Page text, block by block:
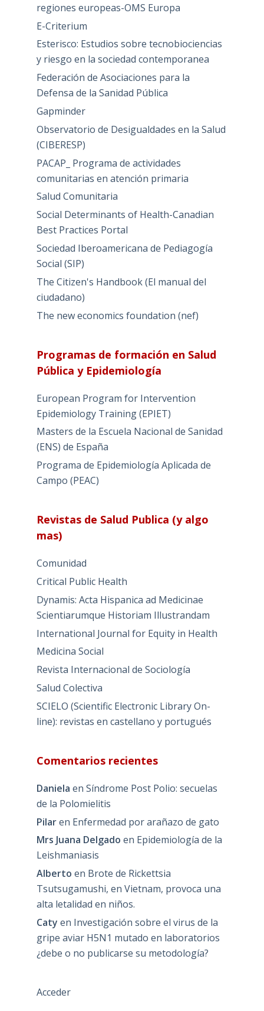
regiones europeas-OMS Europa
E-Criterium
Esterisco: Estudios sobre tecnobiociencias
y riesgo en la sociedad contemporanea
Federación de Asociaciones para la
Defensa de la Sanidad Pública
Gapminder
Observatorio de Desigualdades en la Salud
(CIBERESP)
PACAP_ Programa de actividades
comunitarias en atención primaria
Salud Comunitaria
Social Determinants of Health-Canadian
Best Practices Portal
Sociedad Iberoamericana de Pediagogía
Social (SIP)
The Citizen's Handbook (El manual del
ciudadano)
The new economics foundation (nef)
Programas de formación en Salud
Pública y Epidemiología
European Program for Intervention
Epidemiology Training (EPIET)
Masters de la Escuela Nacional de Sanidad
(ENS) de España
Programa de Epidemiología Aplicada de
Campo (PEAC)
Revistas de Salud Publica (y algo
mas)
Comunidad
Critical Public Health
Dynamis: Acta Hispanica ad Medicinae
Scientiarumque Historiam Illustrandam
International Journal for Equity in Health
Medicina Social
Revista Internacional de Sociología
Salud Colectiva
SCIELO (Scientific Electronic Library On-
line): revistas en castellano y portugués
Comentarios recientes
Daniela en Síndrome Post Polio: secuelas
de la Polomielitis
Pilaren Enfermedad por arañazo de gato
Mrs Juana Delgado en Epidemiología de la
Leishmaniasis
Alberto en Brote de Rickettsia
Tsutsugamushi, en Vietnam, provoca una
alta letalidad en niños.
Caty en Investigación sobre el virus de la
gripe aviar H5N1 mutado en laboratorios
¿debe o no publicarse su metodología?
Acceder